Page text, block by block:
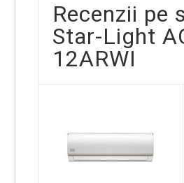
Recenzii pe
Star-Light
12ARWI